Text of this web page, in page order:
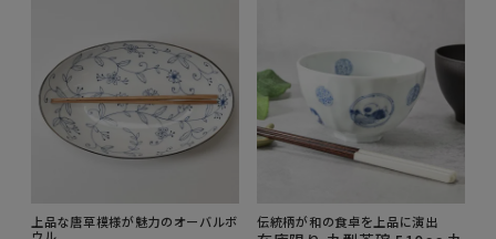
上品な唐草模様が魅力のオーバルボ
ウル
伝統柄が和の食卓を上品に演出